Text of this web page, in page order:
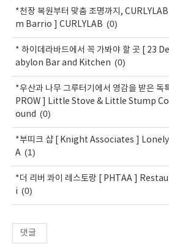
*천장 복원부터 맞춤 조명까지,
m Barrio ] CURLYLAB (0)
* 하이데라바드에서 꼭 가봐야 할 곳 [ 23
abylon Bar and Kitchen (0)
*우산과 나무 그루터기에서 영감을 받은
PROW ] Little Stove & Little Stump
ound (0)
*부띠크 샵 [ Knight Associates ]
A (1)
*더 리버 콰이 레스토랑 [ PHTAA ]
i (0)
댓글